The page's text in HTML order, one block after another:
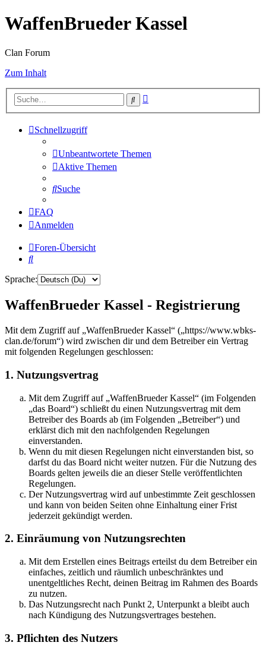
WaffenBrueder Kassel
Clan Forum
Zum Inhalt
Suche
Schnellzugriff
Unbeantwortete Themen
Aktive Themen
Suche
FAQ
Anmelden
Foren-Übersicht
Suche
Sprache:
WaffenBrueder Kassel - Registrierung
Mit dem Zugriff auf „WaffenBrueder Kassel“ („https://www.wbks-
clan.de/forum“) wird zwischen dir und dem Betreiber ein Vertrag
mit folgenden Regelungen geschlossen:
1. Nutzungsvertrag
Mit dem Zugriff auf „WaffenBrueder Kassel“ (im Folgenden
„das Board“) schließt du einen Nutzungsvertrag mit dem
Betreiber des Boards ab (im Folgenden „Betreiber“) und
erklärst dich mit den nachfolgenden Regelungen
einverstanden.
Wenn du mit diesen Regelungen nicht einverstanden bist, so
darfst du das Board nicht weiter nutzen. Für die Nutzung des
Boards gelten jeweils die an dieser Stelle veröffentlichten
Regelungen.
Der Nutzungsvertrag wird auf unbestimmte Zeit geschlossen
und kann von beiden Seiten ohne Einhaltung einer Frist
jederzeit gekündigt werden.
2. Einräumung von Nutzungsrechten
Mit dem Erstellen eines Beitrags erteilst du dem Betreiber ein
einfaches, zeitlich und räumlich unbeschränktes und
unentgeltliches Recht, deinen Beitrag im Rahmen des Boards
zu nutzen.
Das Nutzungsrecht nach Punkt 2, Unterpunkt a bleibt auch
nach Kündigung des Nutzungsvertrages bestehen.
3. Pflichten des Nutzers